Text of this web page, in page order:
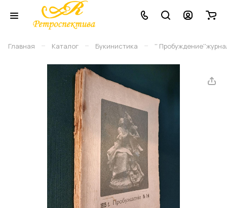
Главная – Каталог – Букинистика – ''